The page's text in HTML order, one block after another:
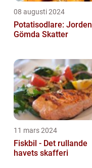
08 augusti 2024
Potatisodlare:
Gömda Skatter
11 mars 2024
Fiskbil - Det rullande
havets skafferi